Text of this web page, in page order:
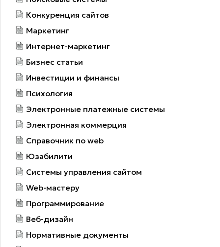
Конкуренция сайтов
Маркетинг
Интернет-маркетинг
Бизнес статьи
Инвестиции и финансы
Психология
Электронные платежные системы
Электронная коммерция
Справочник по web
Юзабилити
Системы управления сайтом
Web-мастеру
Программирование
Веб-дизайн
Нормативные документы